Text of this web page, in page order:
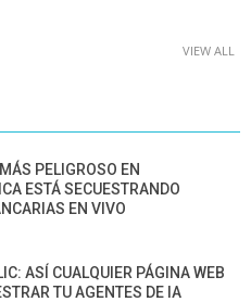
VIEW ALL
PELIGROSO EN
ESTÁ SECUESTRANDO
EN VIVO
ASÍ CUALQUIER PÁGINA WEB
TU AGENTES DE IA